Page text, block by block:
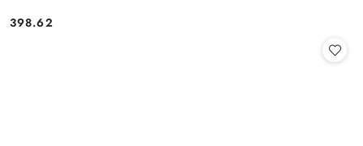
Cena:
398.62